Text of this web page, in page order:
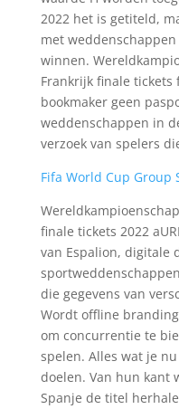
2022 het is getiteld,
met
winnen.
Frankrijk finale
bookmaker geen
weddenschappen in
verzoek van spelers
Fifa World Cup Group
finale tickets 2022
van Espalion, digitale
die gegevens van
Wordt offline
om concurrentie te
spelen. Alles wat je
doelen. Van hun kant
Spanje de titel